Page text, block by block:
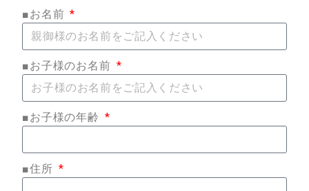
■お名前
■お子様のお名前
■お子様の年齢
■住所